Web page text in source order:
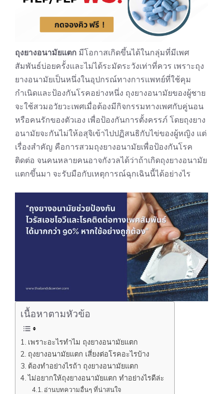
ถุงยางอนามัยแตก มีโอกาสเกิดขึ้นได้ในกลุ่มที่มีเพศ
สัมพันธ์บ่อยครั้งและไม่ได้ระมัดระวังเท่าที่ควร เพราะถุง
ยางอนามัยเป็นหนึ่งในอุปกรณ์ทางการแพทย์ที่ใช้คุม
กำเนิดและป้องกันโรคอย่างหนึ่ง ถุงยางอนามัยของผู้ชาย
จะใช้สวมอวัยวะเพศเมื่อต้องมีกิจกรรมทางเพศกับคู่นอน
หรือคนรักของตัวเอง เพื่อป้องกันการตั้งครรภ์ โดยถุงยาง
อนามัยจะกันไม่ให้อสุจิเข้าไปปฏิสนธิกับไข่ของผู้หญิง แต่
เรื่องสำคัญ คือการสวมถุงยางอนามัยเพื่อป้องกันโรค
ติดต่อ จนคนหลายคนอาจกังวลได้ว่าถ้าเกิดถุงยางอนามัย
แตกขึ้นมา จะรับมือกับเหตุการณ์ฉุกเฉินนี้ได้อย่างไร
เนื้อหาตามหัวข้อ
เพราะอะไรทำไม ถุงยางอนามัยแตก
ถุงยางอนามัยแตก เสี่ยงต่อโรคอะไรบ้าง
ต้องทำอย่างไรถ้า ถุงยางอนามัยแตก
ไม่อยากให้ถุงยางอนามัยแตก ทำอย่างไรดีล่ะ
อ่านบทความอื่นๆ ที่น่าสนใจ